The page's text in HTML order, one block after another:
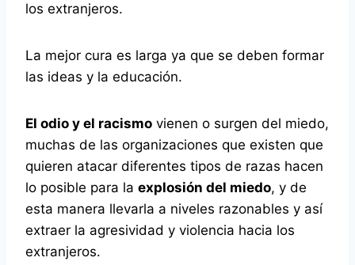
los extranjeros.
La mejor cura es larga ya que se deben formar
las ideas y la educación.
El odio y el racismo vienen o surgen del miedo,
muchas de las organizaciones que existen que
quieren atacar diferentes tipos de razas hacen
lo posible para la explosión del miedo, y de
esta manera llevarla a niveles razonables y así
extraer la agresividad y violencia hacia los
extranjeros.